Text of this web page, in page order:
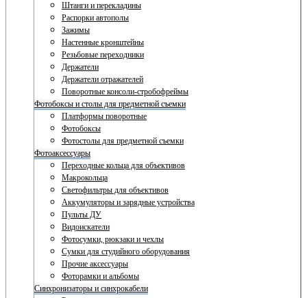
Штанги и перекладины
Распорки автополы
Зажимы
Настенные кронштейны
Резьбовые переходники
Держатели
Держатели отражателей
Поворотные консоли-стробофреймы
Фотобоксы и столы для предметной съемки
Платформы поворотные
Фотобоксы
Фотостолы для предметной съемки
Фотоаксессуары
Переходные кольца для объективов
Макрокольца
Светофильтры для объективов
Аккумуляторы и зарядные устройства
Пульты ДУ
Видоискатели
Фотосумки, рюкзаки и чехлы
Сумки для студийного оборудования
Прочие аксессуары
Фоторамки и альбомы
Синхронизаторы и синхрокабели